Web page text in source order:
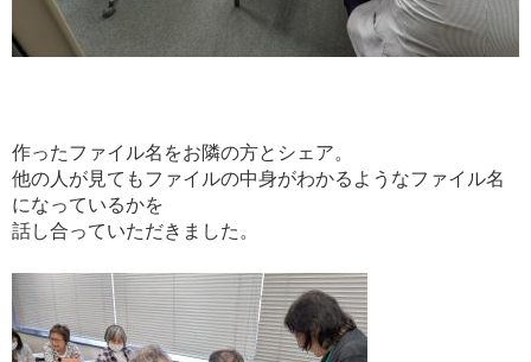
作ったファイル名をお隣の方とシェア。
他の人が見てもファイルの中身がわかるようなファイル名
になっているかを
話し合っていただきました。